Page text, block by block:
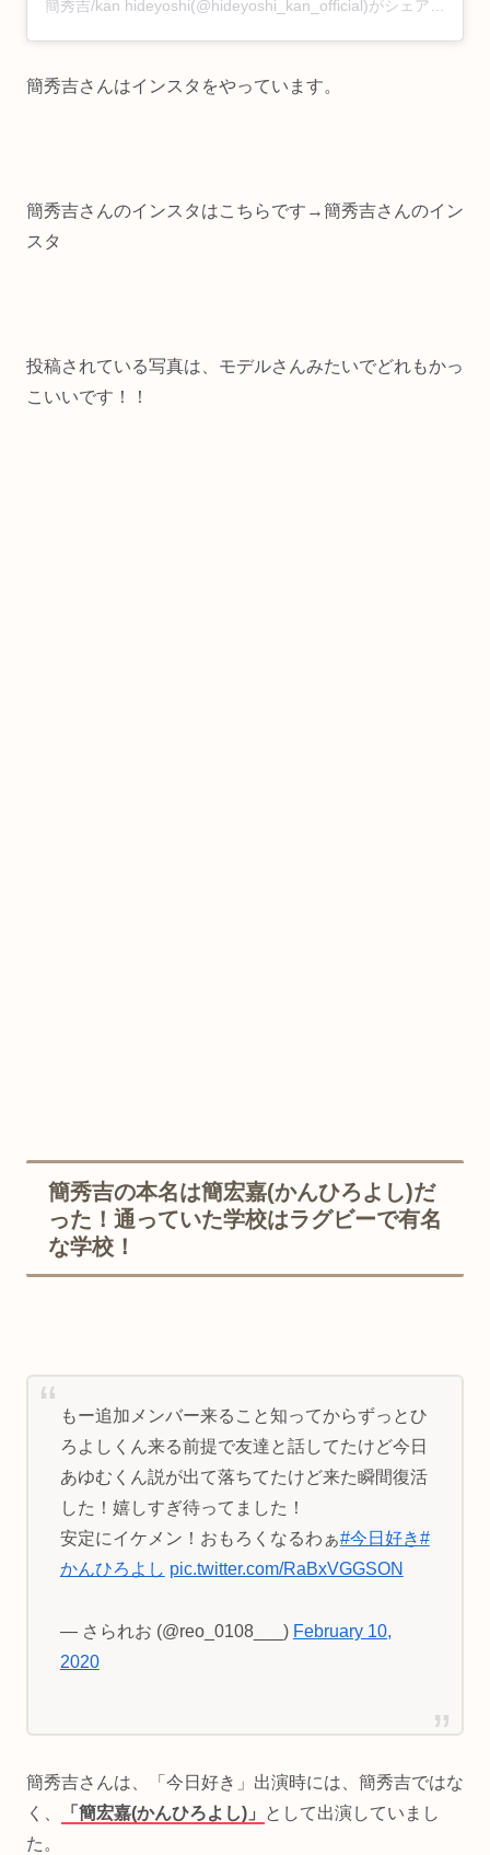
簡秀吉さんはインスタをやっています。
簡秀吉さんのインスタはこちらです→簡秀吉さんのイン
スタ
投稿されている写真は、モデルさんみたいでどれもかっ
こいいです！！
簡秀吉の本名は簡宏嘉(かんひろよし)だ
った！通っていた学校はラグビーで有名
な学校！
もー追加メンバー来ること知ってからずっとひ
ろよしくん来る前提で友達と話してたけど今日
あゆむくん説が出て落ちてたけど来た瞬間復活
した！嬉しすぎ待ってました！
安定にイケメン！おもろくなるわぁ#今日好き#
かんひろよし pic.twitter.com/RaBxVGGSON
— さられお (@reo_0108___) February 10,
2020
簡秀吉さんは、「今日好き」出演時には、簡秀吉ではな
く、
「簡宏嘉(かんひろよし)」
として出演していまし
た。